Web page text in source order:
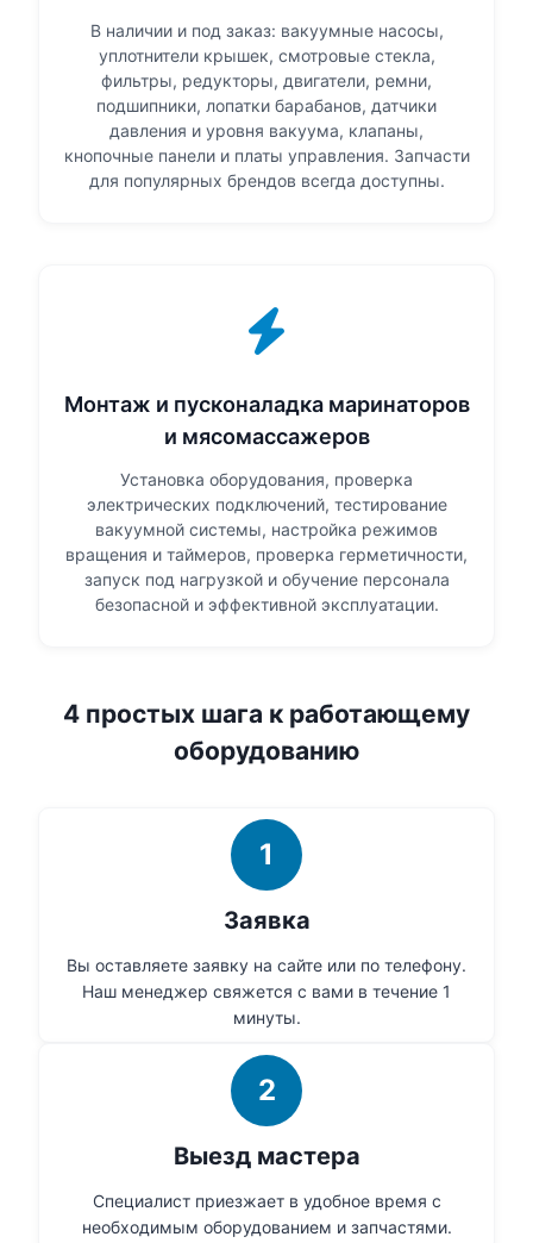
В наличии и под заказ: вакуумные насосы,
уплотнители крышек, смотровые стекла,
фильтры, редукторы, двигатели, ремни,
подшипники, лопатки барабанов, датчики
давления и уровня вакуума, клапаны,
кнопочные панели и платы управления. Запчасти
для популярных брендов всегда доступны.
Монтаж и пусконаладка маринаторов
и мясомассажеров
Установка оборудования, проверка
электрических подключений, тестирование
вакуумной системы, настройка режимов
вращения и таймеров, проверка герметичности,
запуск под нагрузкой и обучение персонала
безопасной и эффективной эксплуатации.
4 простых шага к работающему
оборудованию
1
Заявка
Вы оставляете заявку на сайте или по телефону.
Наш менеджер свяжется с вами в течение 1
минуты.
2
Выезд мастера
Специалист приезжает в удобное время с
необходимым оборудованием и запчастями.